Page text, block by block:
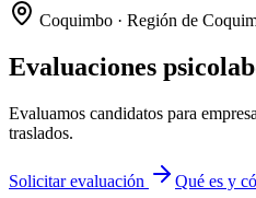
Coquimbo · Región de
Evaluaciones
Evaluamos candidatos para
traslados.
Solicitar evaluación Qué es y